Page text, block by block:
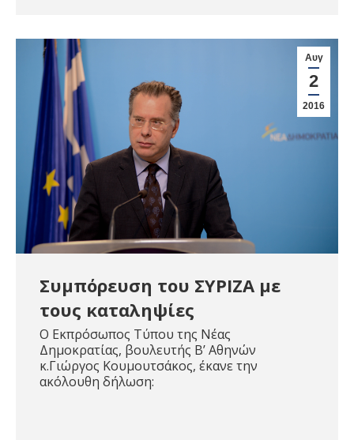
Αυγ
2
2016
Συμπόρευση του ΣΥΡΙΖΑ με
τους καταληψίες
Ο Εκπρόσωπος Τύπου της Νέας
Δημοκρατίας, βουλευτής Β’ Αθηνών
κ.Γιώργος Κουμουτσάκος, έκανε την
ακόλουθη δήλωση: